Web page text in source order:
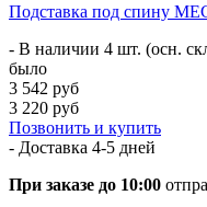
Подставка под спину
- В наличии 4 шт. (осн.
было
3 542 руб
3 220 руб
Позвонить и купить
- Доставка 4-5 дней
При заказе до 10:00